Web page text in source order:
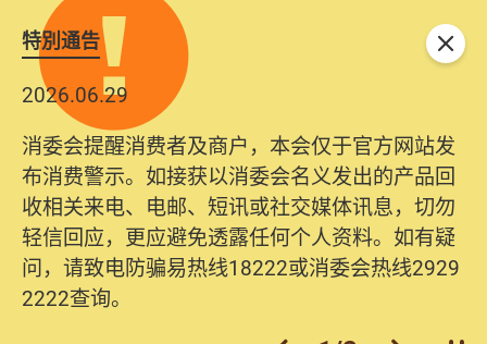
特別通告
2026.06.29
消委会提醒消费者及商户，本会仅于官方网站发
布消费警示。如接获以消委会名义发出的产品回
收相关来电、电邮、短讯或社交媒体讯息，切勿
轻信回应，更应避免透露任何个人资料。如有疑
问，请致电防骗易热线18222或消委会热线2929
2222查询。
关闭